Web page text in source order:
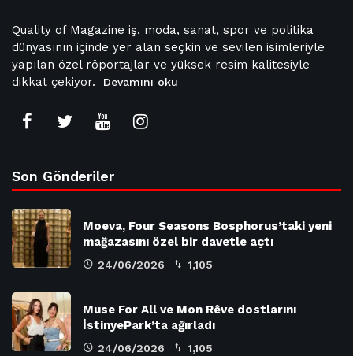
Quality of Magazine iş, moda, sanat, spor ve politika
dünyasının içinde yer alan seçkin ve sevilen isimleriyle
yapılan özel röportajlar ve yüksek resim kalitesiyle
dikkat çekiyor.
Devamını oku
Son Gönderiler
Moeva, Four Seasons Bosphorus’taki yeni
mağazasını özel bir davetle açtı
24/06/2026 1,105
Muse For All ve Mon Rêve dostlarını
İstinyePark’ta ağırladı
24/06/2026 1,105